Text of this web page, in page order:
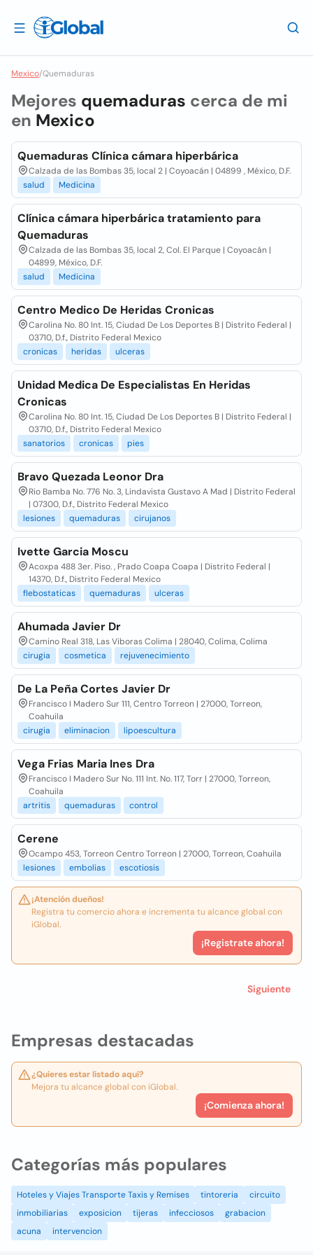
Mexico/Quemaduras
Empresas destacadas
¿Quieres estar listado aquí?
Mejora tu alcance global con iGlobal.
¡Comienza ahora!
Mejores quemaduras cerca de mi
en Mexico
Quemaduras Clínica cámara hiperbárica
Calzada de las Bombas 35, local 2 | Coyoacán | 04899 , México, D.F.
salud
Medicina
Clínica cámara hiperbárica tratamiento para
Quemaduras
Calzada de las Bombas 35, local 2, Col. El Parque | Coyoacán |
04899, México, D.F.
salud
Medicina
Centro Medico De Heridas Cronicas
Carolina No. 80 Int. 15, Ciudad De Los Deportes B | Distrito Federal |
03710, D.f., Distrito Federal Mexico
cronicas
heridas ulceras
Unidad Medica De Especialistas En Heridas
Cronicas
Carolina No. 80 Int. 15, Ciudad De Los Deportes B | Distrito Federal |
03710, D.f., Distrito Federal Mexico
sanatorios
cronicas pies
Bravo Quezada Leonor Dra
Rio Bamba No. 776 No. 3, Lindavista Gustavo A Mad | Distrito Federal
| 07300, D.f., Distrito Federal Mexico
lesiones
quemaduras cirujanos
Ivette Garcia Moscu
Acoxpa 488 3er. Piso. , Prado Coapa Coapa | Distrito Federal |
14370, D.f., Distrito Federal Mexico
flebostaticas
quemaduras ulceras
Ahumada Javier Dr
Camino Real 318, Las Viboras Colima | 28040, Colima, Colima
cirugia
cosmetica rejuvenecimiento
De La Peña Cortes Javier Dr
Francisco I Madero Sur 111, Centro Torreon | 27000, Torreon,
Coahuila
cirugia
eliminacion lipoescultura
Vega Frias Maria Ines Dra
Francisco I Madero Sur No. 111 Int. No. 117, Torr | 27000, Torreon,
Coahuila
artritis
quemaduras control
Cerene
Ocampo 453, Torreon Centro Torreon | 27000, Torreon, Coahuila
lesiones
embolias escotiosis
¡Atención dueños!
Registra tu comercio ahora e incrementa tu alcance global con
iGlobal.
¡Registrate ahora!
Siguiente
Categorías más populares
Hoteles y Viajes Transporte Taxis y Remises tintoreria
circuito
inmobiliarias
exposicion tijeras infecciosos
grabacion
acuna
intervencion